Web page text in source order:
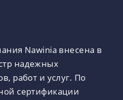
Nawinia внесена в
надежных
работ и услуг. По
сертификации